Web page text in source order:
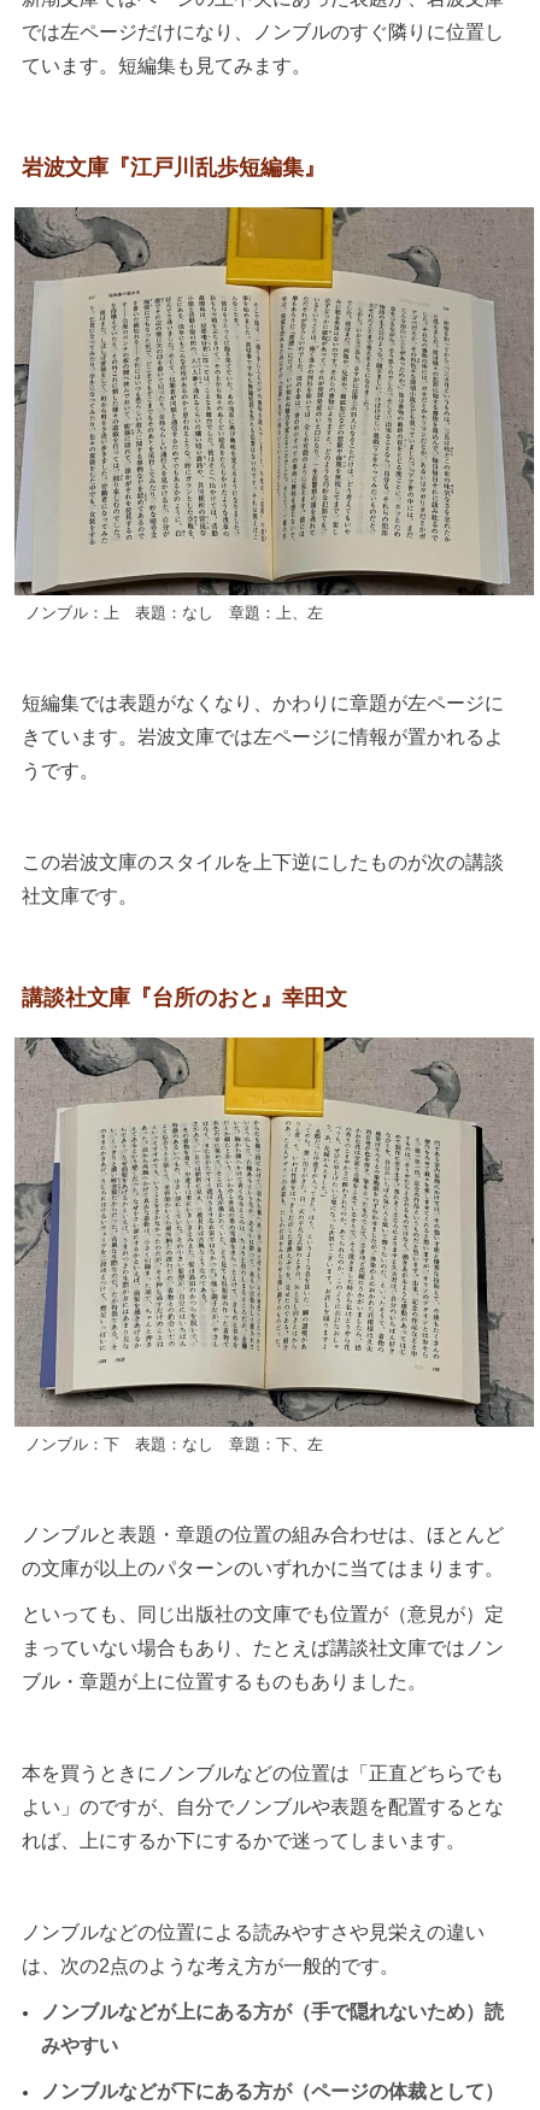
では左ページだけになり、ノンブルのすぐ隣りに位置し
ています。短編集も見てみます。
岩波文庫『江戸川乱歩短編集』
ノンブル：上 表題：なし 章題：上、左
短編集では表題がなくなり、かわりに章題が左ページに
きています。岩波文庫では左ページに情報が置かれるよ
うです。
この岩波文庫のスタイルを上下逆にしたものが次の講談
社文庫です。
講談社文庫『台所のおと』幸田文
ノンブル：下 表題：なし 章題：下、左
ノンブルと表題・章題の位置の組み合わせは、ほとんど
の文庫が以上のパターンのいずれかに当てはまります。
といっても、同じ出版社の文庫でも位置が（意見が）定
まっていない場合もあり、たとえば講談社文庫ではノン
ブル・章題が上に位置するものもありました。
本を買うときにノンブルなどの位置は「正直どちらでも
よい」のですが、自分でノンブルや表題を配置するとな
れば、上にするか下にするかで迷ってしまいます。
ノンブルなどの位置による読みやすさや見栄えの違い
は、次の2点のような考え方が一般的です。
ノンブルなどが上にある方が（手で隠れないため）読
みやすい
ノンブルなどが下にある方が（ページの体裁として）